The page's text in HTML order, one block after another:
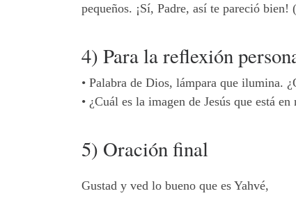
pequeños. ¡Sí, Padre, así te pareció bien!
4) Para la reflexión
• Palabra de Dios, lámpara que ilumina.
• ¿Cuál es la imagen de Jesús que está
5) Oración final
Gustad y ved lo bueno que es Yahvé,